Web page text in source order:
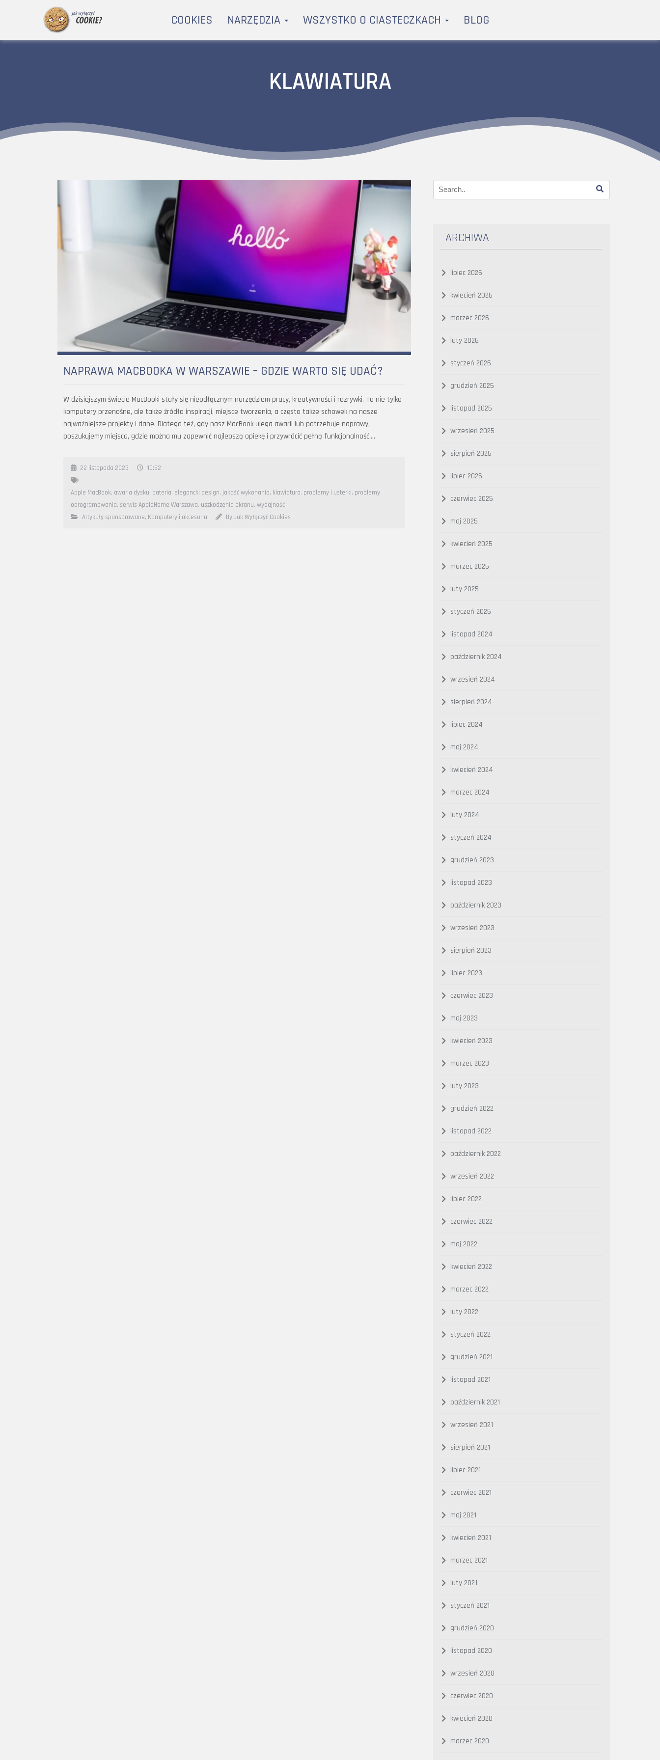
COOKIES NARZĘDZIA WSZYSTKO O CIASTECZKACH BLOG
KLAWIATURA
NAPRAWA MACBOOKA W WARSZAWIE – GDZIE WARTO SIĘ UDAĆ?
W dzisiejszym świecie MacBooki stały się nieodłącznym narzędziem pracy, kreatywności i rozrywki. To nie tylko
komputery przenośne, ale także źródło inspiracji, miejsce tworzenia, a często także schowek na nasze
najważniejsze projekty i dane. Dlatego też, gdy nasz MacBook ulega awarii lub potrzebuje naprawy,
poszukujemy miejsca, gdzie można mu zapewnić najlepszą opiekę i przywrócić pełną funkcjonalność….
22 listopada 2023 10:52
Apple MacBook, awaria dysku, bateria, elegancki design, jakość wykonania, klawiatura, problemy i usterki, problemy
oprogramowania, serwis AppleHome Warszawa, uszkodzenia ekranu, wydajność
Artykuły sponsorowane, Komputery i akcesoria By Jak Wyłączyć Cookies
ARCHIWA
lipiec 2026
kwiecień 2026
marzec 2026
luty 2026
styczeń 2026
grudzień 2025
listopad 2025
wrzesień 2025
sierpień 2025
lipiec 2025
czerwiec 2025
maj 2025
kwiecień 2025
marzec 2025
luty 2025
styczeń 2025
listopad 2024
październik 2024
wrzesień 2024
sierpień 2024
lipiec 2024
maj 2024
kwiecień 2024
marzec 2024
luty 2024
styczeń 2024
grudzień 2023
listopad 2023
październik 2023
wrzesień 2023
sierpień 2023
lipiec 2023
czerwiec 2023
maj 2023
kwiecień 2023
marzec 2023
luty 2023
grudzień 2022
listopad 2022
październik 2022
wrzesień 2022
lipiec 2022
czerwiec 2022
maj 2022
kwiecień 2022
marzec 2022
luty 2022
styczeń 2022
grudzień 2021
listopad 2021
październik 2021
wrzesień 2021
sierpień 2021
lipiec 2021
czerwiec 2021
maj 2021
kwiecień 2021
marzec 2021
luty 2021
styczeń 2021
grudzień 2020
listopad 2020
wrzesień 2020
czerwiec 2020
kwiecień 2020
marzec 2020